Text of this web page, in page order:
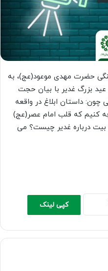
حضرت مهدی موعود(عج)، به
بزرگ غدیر با بیان حجت
داستان ابلاغ در واقعه
کنیم که قلب امام عصر(عج)
درباره غدیر چیست؟ می
کپی لینک